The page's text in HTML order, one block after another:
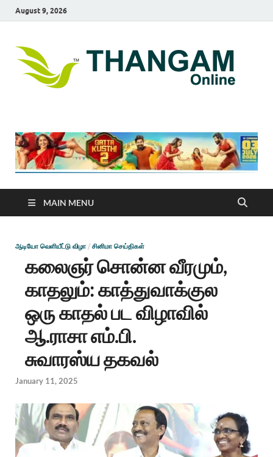
August 9, 2026
MAIN MENU
ஆடியோ வெளியீட்டு விழா / சினிமா செய்திகள்
கலைஞர் சொன்ன வீரமும்,
காதலும்: காத்துவாக்குல
ஒரு காதல் பட விழாவில்
ஆ.ராசா எம்.பி.
சுவாரஸ்ய தகவல்
January 11, 2025